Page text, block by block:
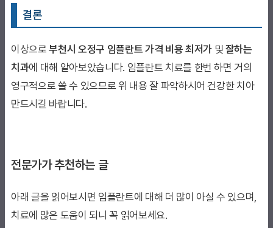
결론
이상으로부천시 오정구 임플란트 가격 비용 최저가및 잘하는
치과에 대해 알아보았습니다. 임플란트 치료를 한번 하면 거의
영구적으로 쓸 수 있으므로 위 내용 잘 파악하시어 건강한 치아
만드시길 바랍니다.
전문가가 추천하는 글
아래 글을 읽어보시면 임플란트에 대해 더 많이 아실 수 있으며,
치료에 많은 도움이 되니 꼭 읽어보세요.